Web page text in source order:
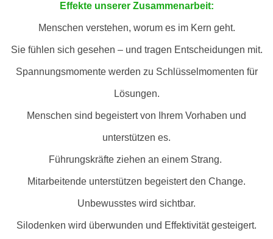
Effekte unserer Zusammenarbeit:
Menschen verstehen, worum es im Kern geht.
Sie fühlen sich gesehen – und tragen Entscheidungen mit.
Spannungsmomente werden zu Schlüsselmomenten für
Lösungen.
Menschen sind begeistert von Ihrem Vorhaben und
unterstützen es.
Führungskräfte ziehen an einem Strang.
Mitarbeitende unterstützen begeistert den Change.
Unbewusstes wird sichtbar.
Silodenken wird überwunden und Effektivität gesteigert.